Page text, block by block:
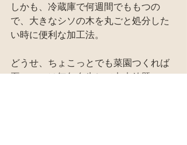
しかも、冷蔵庫で何週間でももつの
で、大きなシソの木を丸ごと処分した
い時に便利な加工法。
どうせ、ちょこっとでも菜園つくれば
夏のシソは毎年自生して出来放題。